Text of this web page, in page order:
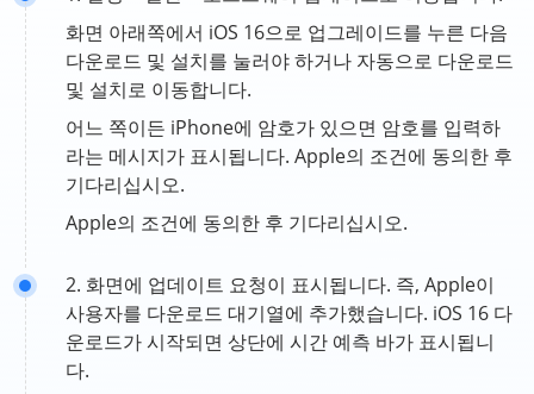
화면 아래쪽에서 iOS 16으로 업그레이드를 누른 다음
다운로드 및 설치를 눌러야 하거나 자동으로 다운로드
및 설치로 이동합니다.
어느 쪽이든 iPhone에 암호가 있으면 암호를 입력하
라는 메시지가 표시됩니다. Apple의 조건에 동의한 후
기다리십시오.
Apple의 조건에 동의한 후 기다리십시오.
2. 화면에 업데이트 요청이 표시됩니다. 즉, Apple이
사용자를 다운로드 대기열에 추가했습니다. iOS 16 다
운로드가 시작되면 상단에 시간 예측 바가 표시됩니
다.